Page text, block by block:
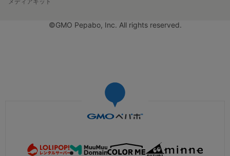
メディアキット
©GMO Pepabo, Inc. All rights reserved.